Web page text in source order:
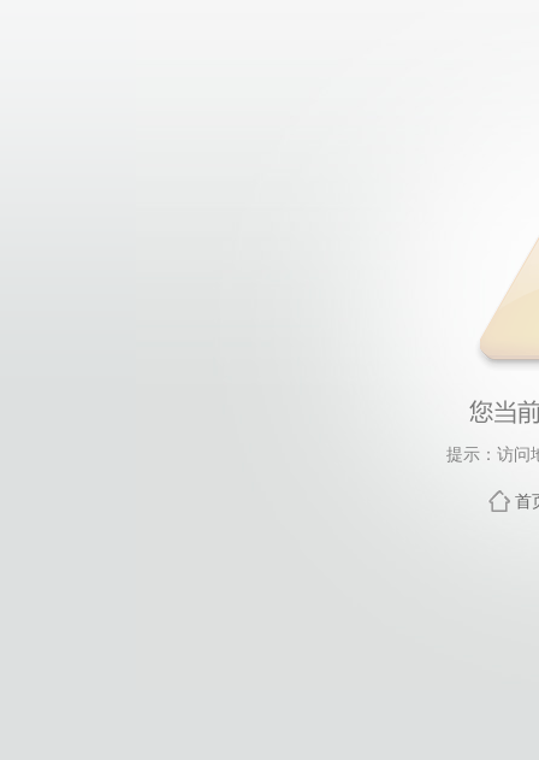
提示：访问
首